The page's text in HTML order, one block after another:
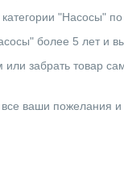
"Насосы"
более 5 лет и
или забрать товар
все ваши